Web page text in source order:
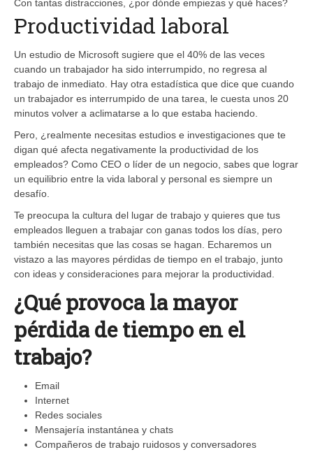
Con tantas distracciones, ¿por dónde empiezas y qué haces?
Productividad laboral
Un estudio de Microsoft sugiere que el 40% de las veces
cuando un trabajador ha sido interrumpido, no regresa al
trabajo de inmediato. Hay otra estadística que dice que cuando
un trabajador es interrumpido de una tarea, le cuesta unos 20
minutos volver a aclimatarse a lo que estaba haciendo.
Pero, ¿realmente necesitas estudios e investigaciones que te
digan qué afecta negativamente la productividad de los
empleados? Como CEO o líder de un negocio, sabes que lograr
un equilibrio entre la vida laboral y personal es siempre un
desafío.
Te preocupa la cultura del lugar de trabajo y quieres que tus
empleados lleguen a trabajar con ganas todos los días, pero
también necesitas que las cosas se hagan. Echaremos un
vistazo a las mayores pérdidas de tiempo en el trabajo, junto
con ideas y consideraciones para mejorar la productividad.
¿Qué provoca la mayor
pérdida de tiempo en el
trabajo?
Email
Internet
Redes sociales
Mensajería instantánea y chats
Compañeros de trabajo ruidosos y conversadores